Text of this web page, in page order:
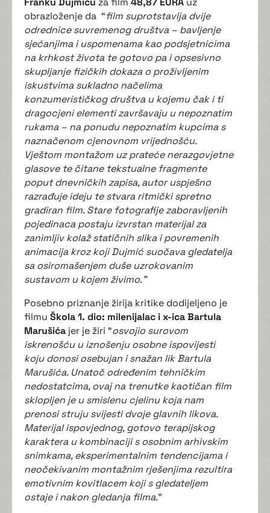
obrazloženje da “film suprotstavlja dvije
odrednice suvremenog društva – bavljenje
sjećanjima i uspomenama kao podsjetnicima
na krhkost života te gotovo pa i opsesivno
skupljanje fizičkih dokaza o proživljenim
iskustvima sukladno načelima
konzumerističkog društva u kojemu čak i ti
dragocjeni elementi završavaju u nepoznatim
rukama – na ponudu nepoznatim kupcima s
naznačenom cjenovnom vrijednošću.
Vještom montažom uz prateće nerazgovjetne
glasove te čitane tekstualne fragmente
poput dnevničkih zapisa, autor uspješno
razrađuje ideju te stvara ritmički spretno
gradiran film. Stare fotografije zaboravljenih
pojedinaca postaju izvrstan materijal za
zanimljiv kolaž statičnih slika i povremenih
animacija kroz koji Dujmić suočava gledatelja
sa osiromašenjem duše uzrokovanim
sustavom u kojem živimo.”
Posebno priznanje žirija kritike dodijeljeno je
filmu Škola 1. dio: milenijalac i x-icaBartula
Marušića jer je žiri “osvojio surovom
iskrenošću u iznošenju osobne ispovijesti
koju donosi osebujan i snažan lik Bartula
Marušića. Unatoč određenim tehničkim
nedostatcima, ovaj na trenutke kaotičan film
sklopljen je u smislenu cjelinu koja nam
prenosi struju svijesti dvoje glavnih likova.
Materijal ispovjednog, gotovo terapijskog
karaktera u kombinaciji s osobnim arhivskim
snimkama, eksperimentalnim tendencijama i
neočekivanim montažnim rješenjima rezultira
emotivnim kovitlacem koji s gledateljem
ostaje i nakon gledanja filma.”